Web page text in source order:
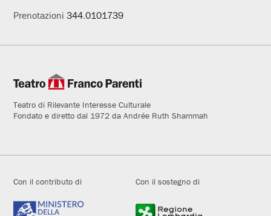
Prenotazioni344.0101739
Teatro di Rilevante Interesse Culturale
Fondato e diretto dal 1972 da Andrée Ruth Shammah
Con il contributo di Con il sostegno di